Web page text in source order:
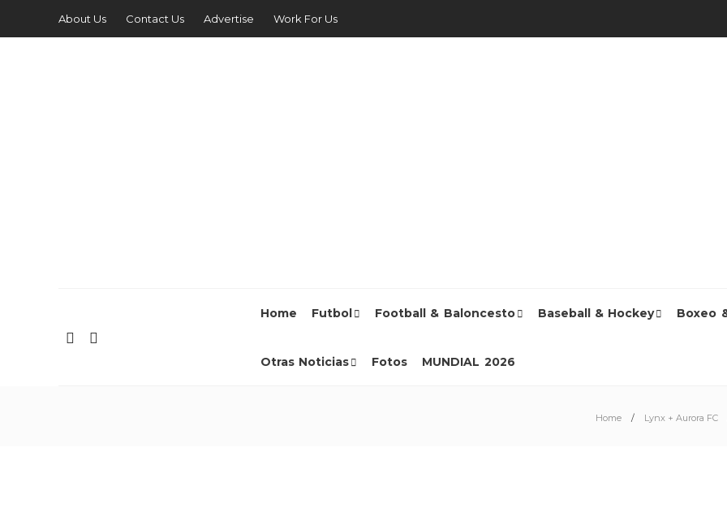
About Us Contact Us Advertise Work For Us
Home Futbol Football & Baloncesto Baseball & Hockey Boxeo
Otras Noticias Fotos MUNDIAL 2026
Home Lynx + Aurora FC